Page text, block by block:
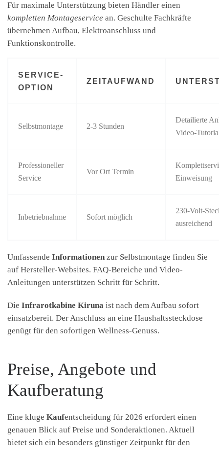
Für maximale Unterstützung bieten Händler einen
kompletten Montageservice an. Geschulte Fachkräfte
übernehmen Aufbau, Elektroanschluss und
Funktionskontrolle.
SERVICE-
OPTION
ZEITAUFWAND
Selbstmontage 2-3 Stunden
Detailierte
Video-
Professioneller
Service
Vor Ort Termin
Einweisung
Inbetriebnahme Sofort möglich
230-Volt-
ausreichend
Umfassende Informationen zur Selbstmontage finden Sie
auf Hersteller-Websites. FAQ-Bereiche und Video-
Anleitungen unterstützen Schritt für Schritt.
Die Infrarotkabine Kiruna ist nach dem Aufbau sofort
einsatzbereit. Der Anschluss an eine Haushaltssteckdose
genügt für den sofortigen Wellness-Genuss.
Preise, Angebote und
Kaufberatung
Eine kluge Kaufentscheidung für 2026 erfordert einen
genauen Blick auf Preise und Sonderaktionen. Aktuell
bietet sich ein besonders günstiger Zeitpunkt für den